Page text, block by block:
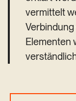
vermittelt
Elementen